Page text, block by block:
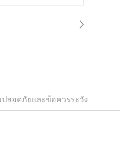
ลอดภัยและข้อควรระวัง